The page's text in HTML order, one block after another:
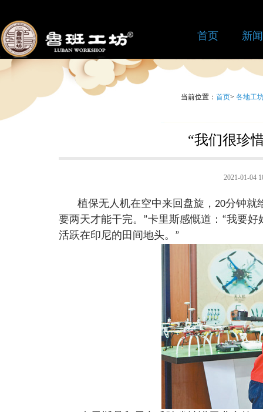
首页 新
当前位置： 首页> 各地工
“我们很珍
2021-01-04
植保无人机在空中来回盘旋，20分钟就
要两天才能干完。”卡里斯感慨道：“我要
活跃在印尼的田间地头。”